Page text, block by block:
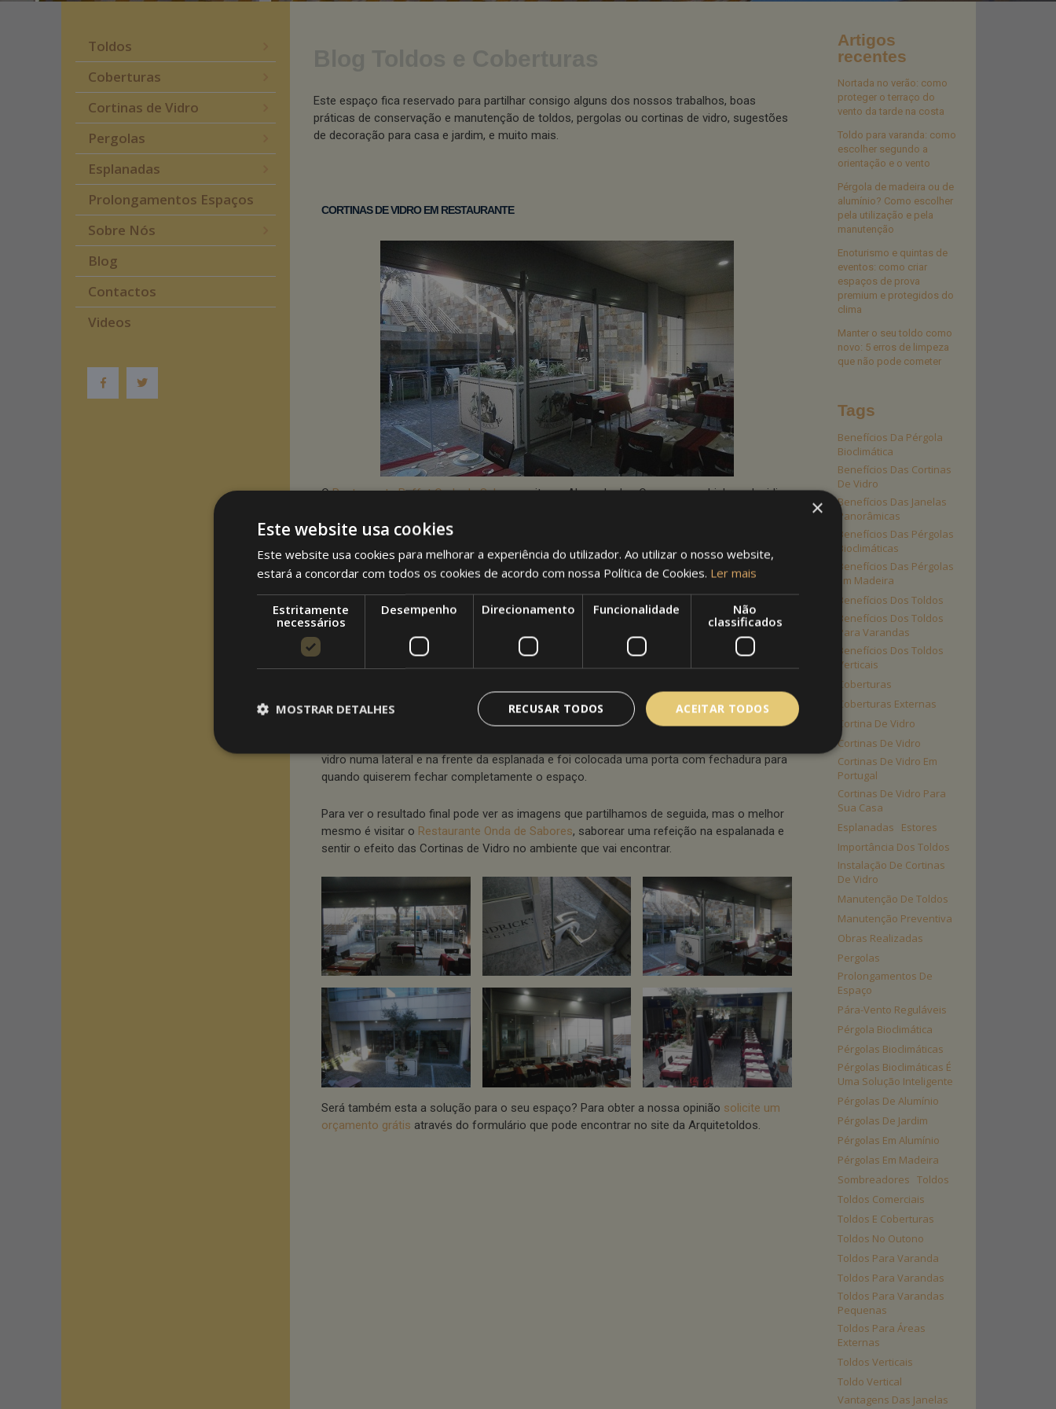
Toldos
Coberturas
Cortinas de Vidro
Pergolas
Esplanadas
Prolongamentos Espaços
Sobre Nós
Blog
Contactos
Videos
Este espaço fica reservado para partilhar consigo alguns dos nossos trabalhos, boas
práticas de conservação e manutenção de toldos, pergolas ou cortinas de vidro, sugestões
de decoração para casa e jardim, e muito mais.
CORTINAS DE VIDRO EM RESTAURANTE
ORestaurante Buffet Onda de Sabores, sito na Alameda dos Oceanos em Lisboa, decidiu
O restaurante conta com um espaço amplo no interior e com uma esplanada para os
clientes que preferem comer ao ar livre. Contudo, como acontece em muitos
estabelecimentos comerciais, basta começar a chover ou fazer algum vento para que a
esplanada fique inutilizada.
Com o intuito de prestar um melhor serviço aos seus clientes e de rentabilizar mais o
espaço disponível, o restaurante Onda de Sabores pediu uma solução à Arquitetoldos. A
solução deveria possibilitar fechar a espalanada quando o tempo assim o exige, mas
deveria igualmente deixar que a esplanada ficasse aberta quando está bom tempo.
Cortinas de Vidro, solução ao mesmo tempo robusta e flexível e
vidro numa lateral e na frente da esplanada e foi colocada uma porta com fechadura para
quando quiserem fechar completamente o espaço.
Para ver o resultado final pode ver as imagens que partilhamos de seguida, mas o melhor
mesmo é visitar o Restaurante Onda de Sabores, saborear uma refeição na espalanada e
sentir o efeito das Cortinas de Vidro no ambiente que vai encontrar.
Será também esta a solução para o seu espaço? Para obter a nossa opinião solicite um
orçamento grátis através do formulário que pode encontrar no site da Arquitetoldos.
Artigos
recentes
Nortada no verão: como
proteger o terraço do
vento da tarde na costa
Toldo para varanda: como
escolher segundo a
orientação e o vento
Pérgola de madeira ou de
alumínio? Como escolher
pela utilização e pela
manutenção
Enoturismo e quintas de
eventos: como criar
espaços de prova
premium e protegidos do
clima
Manter o seu toldo como
novo: 5 erros de limpeza
que não pode cometer
Tags
Benefícios Da Pérgola
Bioclimática
Benefícios Das Cortinas
De Vidro
Benefícios Das Janelas
Panorâmicas
Benefícios Das Pérgolas
Bioclimáticas
Benefícios Das Pérgolas
Em Madeira
Benefícios Dos Toldos
Benefícios Dos Toldos
Para Varandas
Benefícios Dos Toldos
Verticais
Coberturas
Coberturas Externas
Cortina De Vidro
Cortinas De Vidro
Cortinas De Vidro Em
Portugal
Cortinas De Vidro Para
Sua Casa
Esplanadas
Estores
Importância Dos Toldos
Instalação De Cortinas
De Vidro
Manutenção De Toldos
Manutenção Preventiva
Obras Realizadas
Pergolas
Prolongamentos De
Espaço
Pára-Vento Reguláveis
Pérgola Bioclimática
Pérgolas Bioclimáticas
Pérgolas Bioclimáticas É
Uma Solução Inteligente
Pérgolas De Alumínio
Pérgolas De Jardim
Pérgolas Em Alumínio
Pérgolas Em Madeira
Sombreadores Toldos
Toldos Comerciais
Toldos E Coberturas
Toldos No Outono
Toldos Para Varanda
Toldos Para Varandas
Toldos Para Varandas
Pequenas
Toldos Para Áreas
Externas
Toldos Verticais
Toldo Vertical
Vantagens Das Janelas
×
Este website usa cookies
Este website usa cookies para melhorar a experiência do utilizador. Ao utilizar o nosso website,
estará a concordar com todos os cookies de acordo com nossa Política de Cookies. Ler mais
Estritamente
necessários
Desempenho Direcionamento Funcionalidade
Não
classificados
ACEITAR TODOS
RECUSAR TODOS
MOSTRAR DETALHES